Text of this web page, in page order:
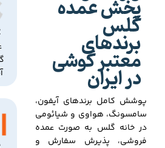
پخش عمده
گلس
برندهای
معتبر گوشی
در ایران
پوشش کامل برندهای آیفون،
سامسونگ، هواوی و شیائومی
در خانه گلس به صورت عمده
فروشی، پذیرش سفارش و